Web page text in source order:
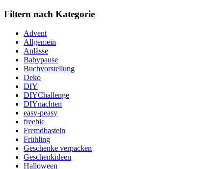
Filtern nach Kategorie
Advent
Allgemein
Anlässe
Babypause
Buchvorstellung
Deko
DIY
DIYChallenge
DIYnachten
easy-peasy
freebie
Fremdbasteln
Frühling
Geschenke verpacken
Geschenkideen
Halloween